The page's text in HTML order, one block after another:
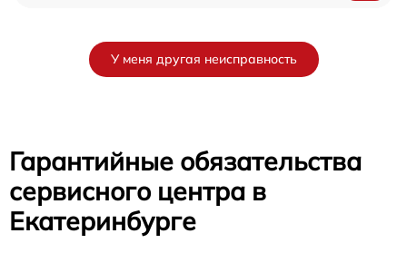
У меня другая неисправность
Гарантийные обязательства
сервисного центра в
Екатеринбурге